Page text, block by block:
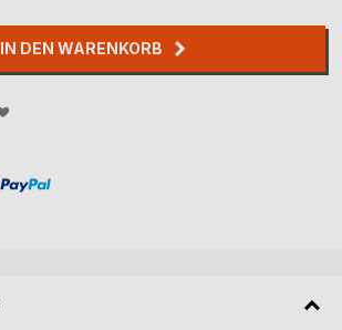
IN DEN WARENKORB